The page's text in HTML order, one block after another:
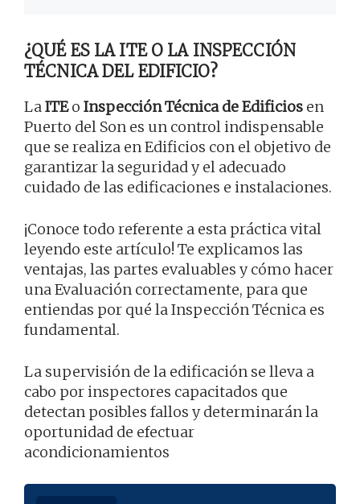
¿QUÉ ES LA ITE O LA INSPECCIÓN
TÉCNICA DEL EDIFICIO?
LaITEo Inspección Técnica de Edificios en
Puerto del Son es un control indispensable
que se realiza en Edificios con el objetivo de
garantizar la seguridad y el adecuado
cuidado de las edificaciones e instalaciones.
¡Conoce todo referente a esta práctica vital
leyendo este artículo! Te explicamos las
ventajas, las partes evaluables y cómo hacer
una Evaluación correctamente, para que
entiendas por qué la Inspección Técnica es
fundamental.
La supervisión de la edificación se lleva a
cabo por inspectores capacitados que
detectan posibles fallos y determinarán la
oportunidad de efectuar
acondicionamientos